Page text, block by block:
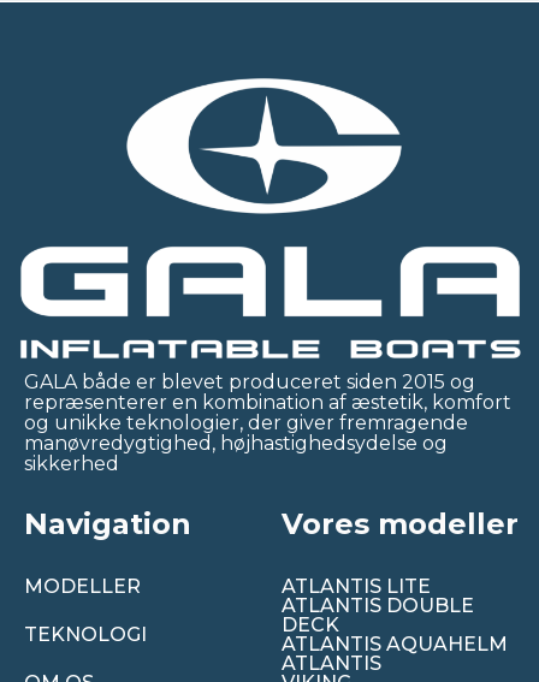
GALA både er blevet produceret siden 2015 og
repræsenterer en kombination af æstetik, komfort
og unikke teknologier, der giver fremragende
manøvredygtighed, højhastighedsydelse og
sikkerhed
Navigation
MODELLER
TEKNOLOGI
Vores modeller
ATLANTIS LITE
ATLANTIS DOUBLE
DECK
ATLANTIS AQUAHELM
ATLANTIS